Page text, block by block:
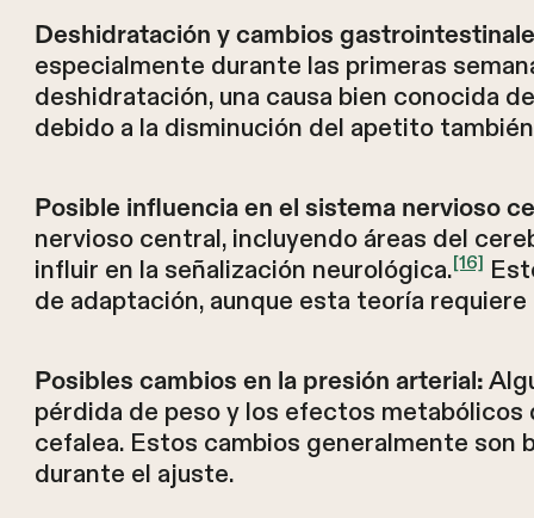
Deshidratación y cambios
especialmente durante las primeras
deshidratación, una causa bien conocida
debido a la disminución del apetito
Posible influencia en el sistema nervioso
nervioso central, incluyendo áreas del
influir en la señalización neurológica.[16]
de adaptación, aunque esta teoría
Posibles cambios en la presión arterial:
pérdida de peso y los efectos
cefalea. Estos cambios generalmente son
durante el ajuste.